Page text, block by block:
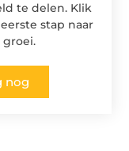
te delen. Klik
stap naar
nog